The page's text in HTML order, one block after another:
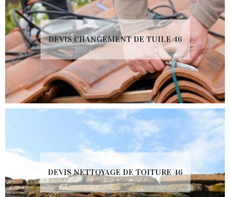
DEVIS CHANGEMENT DE TUILE 46
DEVIS NETTOYAGE DE TOITURE 46